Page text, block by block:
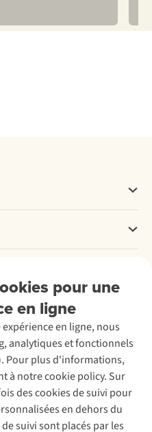
pour une
en ligne
en ligne, nous
analytiques et fonctionnels
Pour plus d'informations,
à notre cookie policy. Sur
des cookies de suivi pour
en dehors du
suivi sont placés par les